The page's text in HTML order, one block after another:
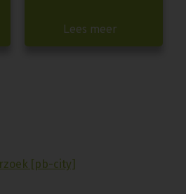
Lees meer